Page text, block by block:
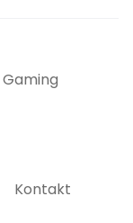
Gaming
Kontakt